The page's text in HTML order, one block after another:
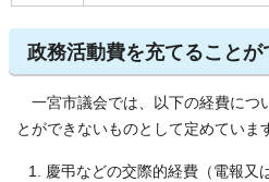
政務活動費を充てることが
一宮市議会では、以下の経費につ
とができないものとして定めていま
慶弔などの交際的経費（電報又